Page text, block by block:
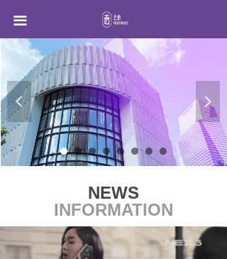
끀
首页 Home
公司介绍 About us
案例新闻 News & cases
加入我们 Join us
联系我们 Contact us
넳 넲
NEWS
INFORMATION